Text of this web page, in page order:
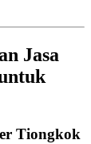
Jasa
Tiongkok